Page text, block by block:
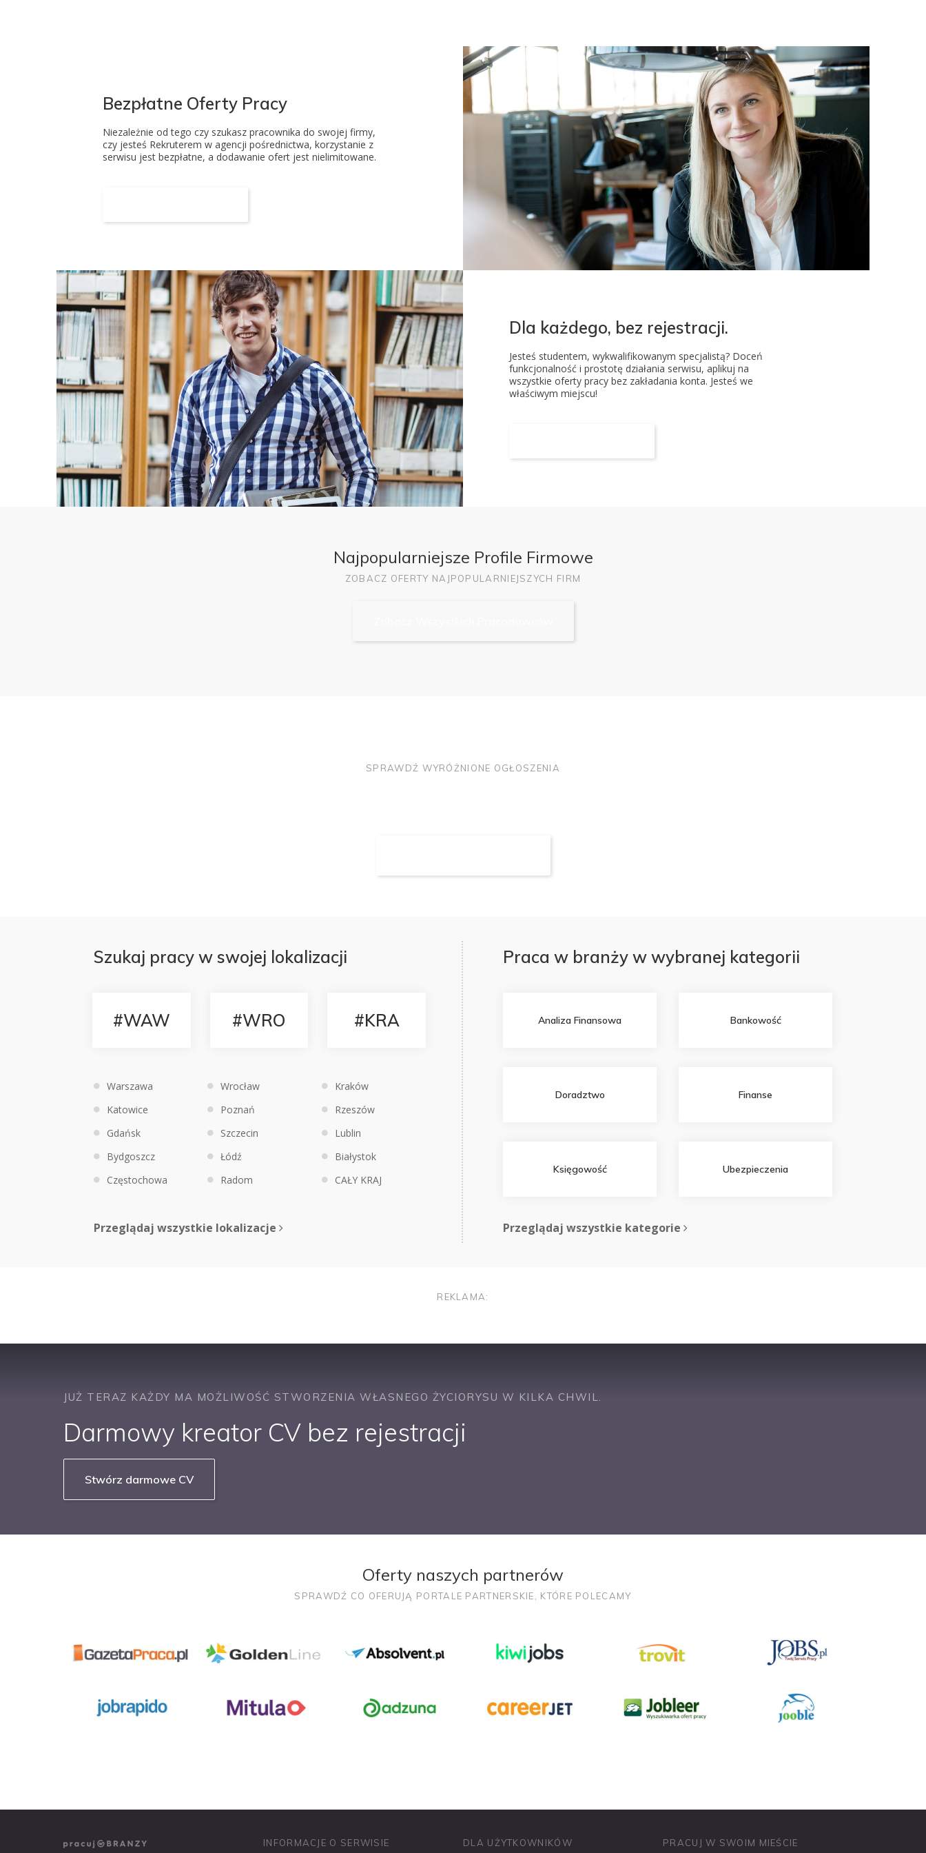
Bezpłatne Oferty Pracy
Niezależnie od tego czy szukasz pracownika do swojej firmy,
czy jesteś Rekruterem w agencji pośrednictwa, korzystanie z
serwisu jest bezpłatne, a dodawanie ofert jest nielimitowane.
Dla każdego, bez rejestracji.
Jesteś studentem, wykwalifikowanym specjalistą? Doceń
funkcjonalność i prostotę działania serwisu, aplikuj na
wszystkie oferty pracy bez zakładania konta. Jesteś we
właściwym miejscu!
Najpopularniejsze Profile Firmowe
ZOBACZ OFERTY NAJPOPULARNIEJSZYCH FIRM
SPRAWDŹ WYRÓŻNIONE OGŁOSZENIA
Szukaj pracy w swojej lokalizacji
#WAW #WRO #KRA
Warszawa Wrocław
Kraków
Katowice
Poznań
Rzeszów
Gdańsk
Szczecin
Lublin
Bydgoszcz
Łódź
Białystok
Częstochowa
Radom CAŁY KRAJ
Przeglądaj wszystkie lokalizacje
Praca w branży w wybranej kategorii
Analiza Finansowa Bankowość
Doradztwo Finanse
Księgowość Ubezpieczenia
Przeglądaj wszystkie kategorie
REKLAMA:
JUŻ TERAZ KAŻDY MA MOŻLIWOŚĆ STWORZENIA WŁASNEGO ŻYCIORYSU W KILKA CHWIL.
Darmowy kreator CV bez rejestracji
Stwórz darmowe CV
Oferty naszych partnerów
SPRAWDŹ CO OFERUJĄ PORTALE PARTNERSKIE, KTÓRE POLECAMY
INFORMACJE O SERWISIE DLA UŻYTKOWNIKÓW PRACUJ W SWOIM MIEŚCIE